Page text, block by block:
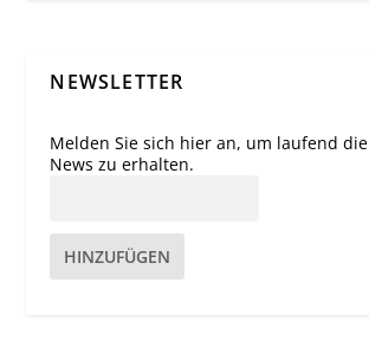
NEWSLETTER
Melden Sie sich hier an, um laufend
News zu erhalten.
HINZUFÜGEN